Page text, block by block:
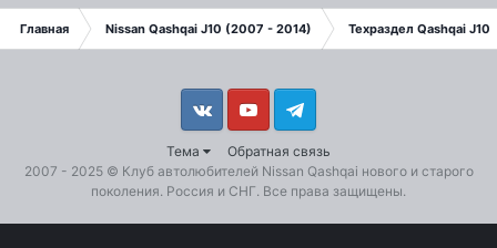
Главная Nissan Qashqai J10 (2007 - 2014) Техраздел Qashqai J10
Тема Обратная связь
VkontakteYouTube Telegram
2007 - 2025 © Клуб автолюбителей Nissan Qashqai нового и старого
поколения. Россия и СНГ. Все права защищены.